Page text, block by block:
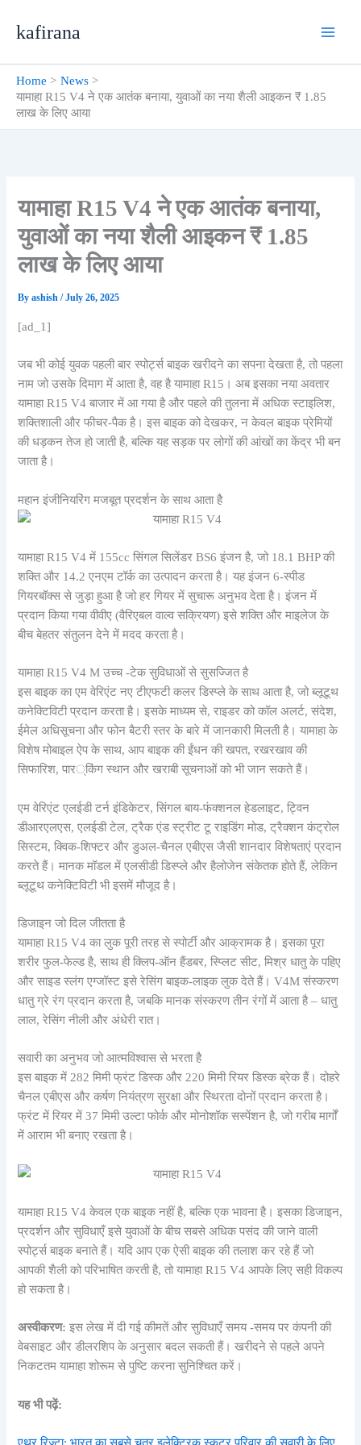
kafirana
Home
News
यामाहा R15 V4 ने एक आतंक बनाया, युवाओं का नया शैली आइकन ₹ 1.85
लाख के लिए आया
यामाहा R15 V4 ने एक आतंक बनाया,
युवाओं का नया शैली आइकन ₹ 1.85
लाख के लिए आया
Byashish/July 26, 2025
[ad_1]
जब भी कोई युवक पहली बार स्पोर्ट्स बाइक खरीदने का सपना देखता है, तो पहला
नाम जो उसके दिमाग में आता है, वह है यामाहा R15। अब इसका नया अवतार
यामाहा R15 V4 बाजार में आ गया है और पहले की तुलना में अधिक स्टाइलिश,
शक्तिशाली और फीचर-पैक है। इस बाइक को देखकर, न केवल बाइक प्रेमियों
की धड़कन तेज हो जाती है, बल्कि यह सड़क पर लोगों की आंखों का केंद्र भी बन
जाता है।
महान इंजीनियरिंग मजबूत प्रदर्शन के साथ आता है
यामाहा R15 V4 में 155cc सिंगल सिलेंडर BS6 इंजन है, जो 18.1 BHP की
शक्ति और 14.2 एनएम टॉर्क का उत्पादन करता है। यह इंजन 6-स्पीड
गियरबॉक्स से जुड़ा हुआ है जो हर गियर में सुचारू अनुभव देता है। इंजन में
प्रदान किया गया वीवीए (वैरिएबल वाल्व सक्रियण) इसे शक्ति और माइलेज के
बीच बेहतर संतुलन देने में मदद करता है।
यामाहा R15 V4 M उच्च -टेक सुविधाओं से सुसज्जित है
इस बाइक का एम वेरिएंट नए टीएफटी कलर डिस्प्ले के साथ आता है, जो ब्लूटूथ
कनेक्टिविटी प्रदान करता है। इसके माध्यम से, राइडर को कॉल अलर्ट, संदेश,
ईमेल अधिसूचना और फोन बैटरी स्तर के बारे में जानकारी मिलती है। यामाहा के
विशेष मोबाइल ऐप के साथ, आप बाइक की ईंधन की खपत, रखरखाव की
सिफारिश, पार्किंग स्थान और खराबी सूचनाओं को भी जान सकते हैं।
एम वेरिएंट एलईडी टर्न इंडिकेटर, सिंगल बाय-फंक्शनल हेडलाइट, ट्विन
डीआरएलएस, एलईडी टेल, ट्रैक एंड स्ट्रीट टू राइडिंग मोड, ट्रैक्शन कंट्रोल
सिस्टम, क्विक-शिफ्टर और डुअल-चैनल एबीएस जैसी शानदार विशेषताएं प्रदान
करते हैं। मानक मॉडल में एलसीडी डिस्प्ले और हैलोजेन संकेतक होते हैं, लेकिन
ब्लूटूथ कनेक्टिविटी भी इसमें मौजूद है।
डिजाइन जो दिल जीतता है
यामाहा R15 V4 का लुक पूरी तरह से स्पोर्टी और आक्रामक है। इसका पूरा
शरीर फुल-फेल्ड है, साथ ही क्लिप-ऑन हैंडबर, स्प्लिट सीट, मिश्र धातु के पहिए
और साइड स्लंग एग्जॉस्ट इसे रेसिंग बाइक-लाइक लुक देते हैं। V4M संस्करण
धातु ग्रे रंग प्रदान करता है, जबकि मानक संस्करण तीन रंगों में आता है – धातु
लाल, रेसिंग नीली और अंधेरी रात।
सवारी का अनुभव जो आत्मविश्वास से भरता है
इस बाइक में 282 मिमी फ्रंट डिस्क और 220 मिमी रियर डिस्क ब्रेक हैं। दोहरे
चैनल एबीएस और कर्षण नियंत्रण सुरक्षा और स्थिरता दोनों प्रदान करता है।
फ्रंट में रियर में 37 मिमी उल्टा फोर्क और मोनोशॉक सस्पेंशन है, जो गरीब मार्गों
में आराम भी बनाए रखता है।
यामाहा R15 V4 केवल एक बाइक नहीं है, बल्कि एक भावना है। इसका डिजाइन,
प्रदर्शन और सुविधाएँ इसे युवाओं के बीच सबसे अधिक पसंद की जाने वाली
स्पोर्ट्स बाइक बनाते हैं। यदि आप एक ऐसी बाइक की तलाश कर रहे हैं जो
आपकी शैली को परिभाषित करती है, तो यामाहा R15 V4 आपके लिए सही विकल्प
हो सकता है।
अस्वीकरण:इस लेख में दी गई कीमतें और सुविधाएँ समय -समय पर कंपनी की
वेबसाइट और डीलरशिप के अनुसार बदल सकती हैं। खरीदने से पहले अपने
निकटतम यामाहा शोरूम से पुष्टि करना सुनिश्चित करें।
यह भी पढ़ें: